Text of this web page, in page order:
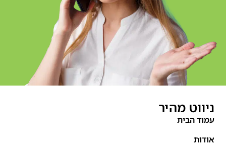
ניווט מהיר
עמוד הבית
אודות